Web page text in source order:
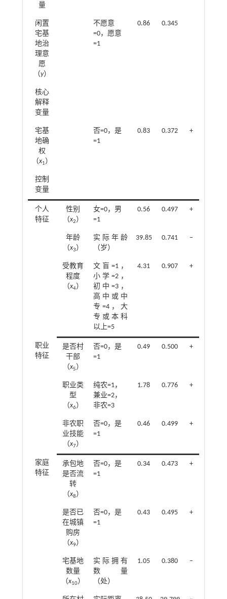
量
闲置
宅基
地治
理意
愿
（y）
不愿意
=0，愿意
=1
0.86 0.345
核心
解释
变量
宅基
地确
权
（x1）
否=0，是
=1
0.83 0.372 +
控制
变量
个人
特征
性别
（x2）
女=0，男
=1
0.56 0.497 +
年龄
（x3）
实际年龄
（岁）
39.85 0.741 –
受教育
程度
（x4）
文盲=1，
小学=2，
初中=3，
高中或中
专=4，大
专或本科
以上=5
4.31 0.907 +
职业
特征
是否村
干部
（x5）
否=0，是
=1
0.49 0.500 +
职业类
型
（x6）
纯农=1，
兼业=2，
非农=3
1.78 0.776 +
非农职
业技能
（x7）
否=0，是
=1
0.46 0.499 +
家庭
特征
承包地
是否流
转
（x8）
否=0，是
=1
0.34 0.473 +
是否已
在城镇
购房
（x9）
否=0，是
=1
0.43 0.495 +
宅基地
数量
（x10）
实际拥有
数量
（处）
1.05 0.380 –